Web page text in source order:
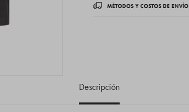
MÉTODOS Y COSTOS DE ENVÍO
Descripción